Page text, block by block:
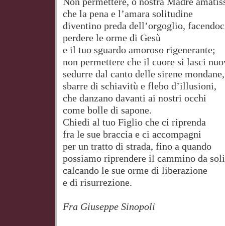
che la pena e l’amara solitudine
diventino preda dell’orgoglio,
perdere le orme di Gesù
e il tuo sguardo amoroso rigenerante;
non permettere che il cuore si lasci
sedurre dal canto delle sirene mondane,
sbarre di schiavitù e flebo d’illusioni,
che danzano davanti ai nostri occhi
come bolle di sapone.
Chiedi al tuo Figlio che ci riprenda
fra le sue braccia e ci accompagni
per un tratto di strada, fino a quando
possiamo riprendere il cammino da
calcando le sue orme di liberazione
e di risurrezione.
Fra Giuseppe Sinopoli